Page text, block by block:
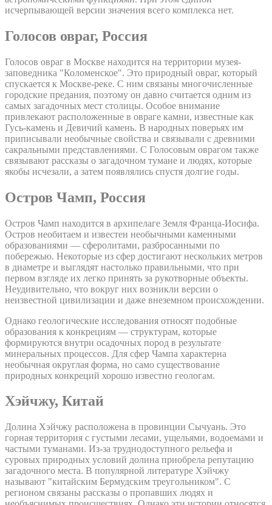
исчерпывающей версии значения всего комплекса нет.
Голосов овраг, Россия
Голосов овраг в Москве находится на территории музея-
заповедника "Коломенское". Это природный овраг, который
спускается к Москве-реке. С ним связаны многочисленные
городские предания, поэтому он давно считается одним из
самых загадочных мест столицы. Особое внимание
привлекают расположенные в овраге камни, известные как
Гусь-камень и Девичий камень. В народных поверьях им
приписывали необычные свойства и связывали с древними
сакральными представлениями. С Голосовым оврагом также
связывают рассказы о загадочном тумане и людях, которые
якобы исчезали, а затем появлялись спустя долгие годы.
Остров Чамп, Россия
Остров Чамп находится в архипелаге Земля Франца-Иосифа.
Остров необитаем и известен необычными каменными
образованиями — сферолитами, разбросанными по
побережью. Некоторые из сфер достигают нескольких метров
в диаметре и выглядят настолько правильными, что при
первом взгляде их легко принять за рукотворные объекты.
Неудивительно, что вокруг них возникли версии о
неизвестной цивилизации и даже внеземном происхождении.
Однако геологические исследования относят подобные
образования к конкрециям — структурам, которые
формируются внутри осадочных пород в результате
минеральных процессов. Для сфер Чампа характерна
необычная округлая форма, но само существование
природных конкреций хорошо известно геологам.
Хэйчжу, Китай
Долина Хэйчжу расположена в провинции Сычуань. Это
горная территория с густыми лесами, ущельями, водоемами и
частыми туманами. Из-за труднодоступного рельефа и
суровых природных условий долина приобрела репутацию
загадочного места. В популярной литературе Хэйчжу
называют "китайским Бермудским треугольником". С
регионом связаны рассказы о пропавших людях и